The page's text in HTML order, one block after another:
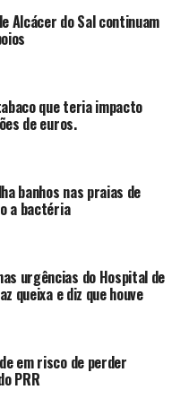
Alcácer do Sal continuam
que teria impacto
de euros.
banhos nas praias de
a bactéria
urgências do Hospital de
queixa e diz que houve
em risco de perder
PRR